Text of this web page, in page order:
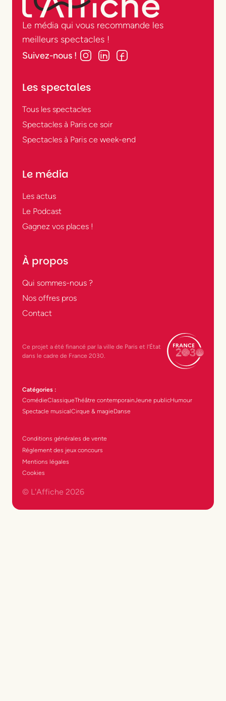
Le média qui vous recommande les
meilleurs spectacles !
Suivez-nous !
Les spectales
Tous les spectacles
Spectacles à Paris ce soir
Spectacles à Paris ce week-end
Le média
Les actus
Le Podcast
Gagnez vos places !
À propos
Qui sommes-nous ?
Nos offres pros
Contact
Ce projet a été financé par la ville de Paris et l’État
dans le cadre de France 2030.
Catégories :
ComédieClassiqueThéâtre contemporainJeune publicHumour
Spectacle musicalCirque & magieDanse
Conditions générales de vente
Réglement des jeux concours
Mentions légales
Cookies
© L'Affiche 2026